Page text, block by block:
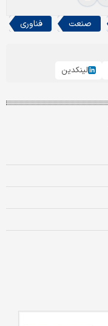
صنعت فناوری
لینکدین